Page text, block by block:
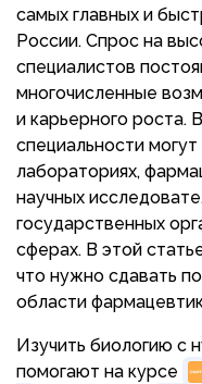
самых главных и
России. Спрос на
специалистов
многочисленные
и карьерного роста.
специальности
лабораториях,
научных
государственных
сферах. В этой
что нужно сдавать
области
Изучить биологию с
помогают на курсе